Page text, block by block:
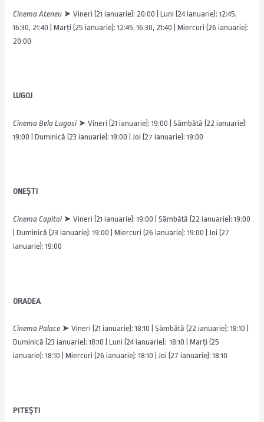
Cinema Ateneu ➤ Vineri (21 ianuarie): 20:00 | Luni (24 ianuarie): 12:45,
16:30, 21:40 | Marți (25 ianuarie): 12:45, 16:30, 21:40 | Miercuri (26 ianuarie):
20:00
LUGOJ
Cinema Bela Lugosi ➤ Vineri (21 ianuarie): 19:00 | Sâmbătă (22 ianuarie):
19:00 | Duminică (23 ianuarie): 19:00 | Joi (27 ianuarie): 19:00
ONEȘTI
Cinema Capitol ➤ Vineri (21 ianuarie): 19:00 | Sâmbătă (22 ianuarie): 19:00
| Duminică (23 ianuarie): 19:00 | Miercuri (26 ianuarie): 19:00 | Joi (27
ianuarie): 19:00
ORADEA
Cinema Palace ➤ Vineri (21 ianuarie): 18:10 | Sâmbătă (22 ianuarie): 18:10 |
Duminică (23 ianuarie): 18:10 | Luni (24 ianuarie): 18:10 | Marți (25
ianuarie): 18:10 | Miercuri (26 ianuarie): 18:10 | Joi (27 ianuarie): 18:10
PITEȘTI